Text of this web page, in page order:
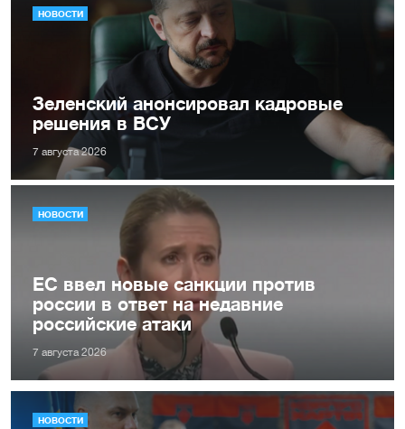
НОВОСТИ
Зеленский анонсировал кадровые
решения в ВСУ
7 августа 2026
НОВОСТИ
ЕС ввел новые санкции против
россии в ответ на недавние
российские атаки
7 августа 2026
НОВОСТИ